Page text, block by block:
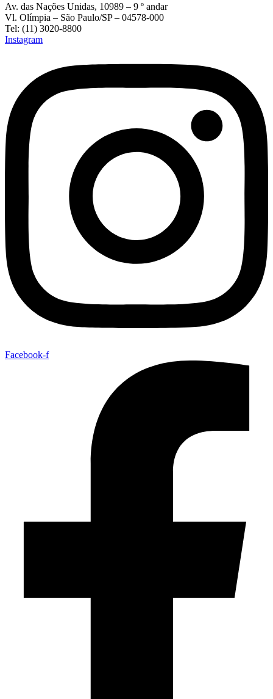
Av. das Nações Unidas, 10989 – 9 º andar
Vl. Olímpia – São Paulo/SP – 04578-000
Tel: (11) 3020-8800
Instagram
Facebook-f